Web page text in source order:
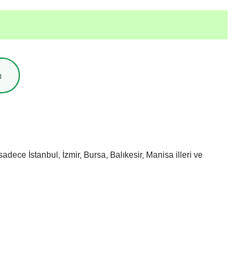
İstanbul, İzmir, Bursa, Balıkesir, Manisa illeri ve